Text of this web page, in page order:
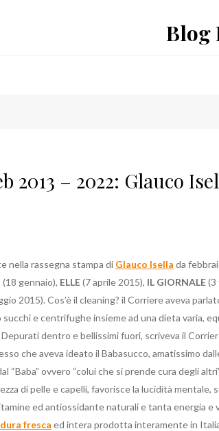
Blog
2013 – 2022: Glauco
nella rassegna stampa di Glauco Isella da
(18 gennaio), ELLE(7 aprile 2015), IL GIORNALE(3
2015). Cos’è il cleaning? il Corriere aveva
e centrifughe insieme ad una dieta varia,
Depurati dentro e bellissimi fuori, scriveva il
che aveva ideato il Babasucco, amatissimo
“Baba” ovvero “colui che si prende cura degli
di pelle e capelli, favorisce la lucidità mentale,
ed antiossidante naturali e tanta energia e
fresca ed intera prodotta interamente in